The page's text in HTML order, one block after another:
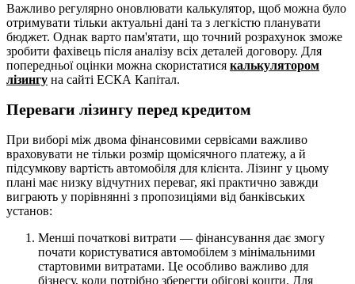
Важливо регулярно оновлювати калькулятор, щоб можна було
отримувати тільки актуальні дані та з легкістю планувати
бюджет. Однак варто пам'ятати, що точний розрахунок зможе
зробити фахівець після аналізу всіх деталей договору. Для
попередньої оцінки можна скористатися калькулятором
лізингу на сайті ЕСКА Капітал.
Переваги лізингу перед кредитом
При виборі між двома фінансовими сервісами важливо
враховувати не тільки розмір щомісячного платежу, а й
підсумкову вартість автомобіля для клієнта. Лізинг у цьому
плані має низку відчутних переваг, які практично завжди
виграють у порівнянні з пропозиціями від банківських
установ:
Менші початкові витрати — фінансування дає змогу
почати користуватися автомобілем з мінімальними
стартовими витратами. Це особливо важливо для
бізнесу, коли потрібно зберегти обігові кошти. Для